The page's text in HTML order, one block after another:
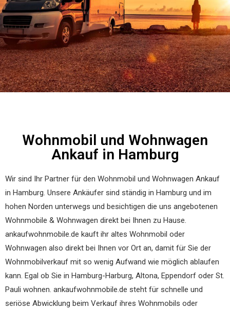
Wohnmobil und Wohnwagen
Ankauf in Hamburg
Wir sind Ihr Partner für den Wohnmobil und Wohnwagen Ankauf
in Hamburg. Unsere Ankäufer sind ständig in Hamburg und im
hohen Norden unterwegs und besichtigen die uns angebotenen
Wohnmobile & Wohnwagen direkt bei Ihnen zu Hause.
ankaufwohnmobile.de kauft ihr altes Wohnmobil oder
Wohnwagen also direkt bei Ihnen vor Ort an, damit für Sie der
Wohnmobilverkauf mit so wenig Aufwand wie möglich ablaufen
kann. Egal ob Sie in Hamburg-Harburg, Altona, Eppendorf oder St.
Pauli wohnen. ankaufwohnmobile.de steht für schnelle und
seriöse Abwicklung beim Verkauf ihres Wohnmobils oder